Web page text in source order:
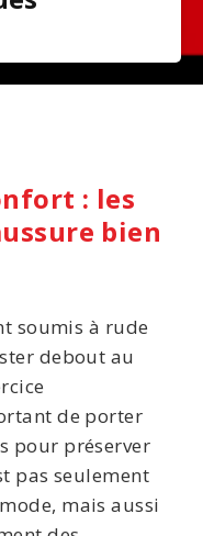
: les
bien
soumis à rude
debout au
de porter
pour préserver
pas seulement
mais aussi